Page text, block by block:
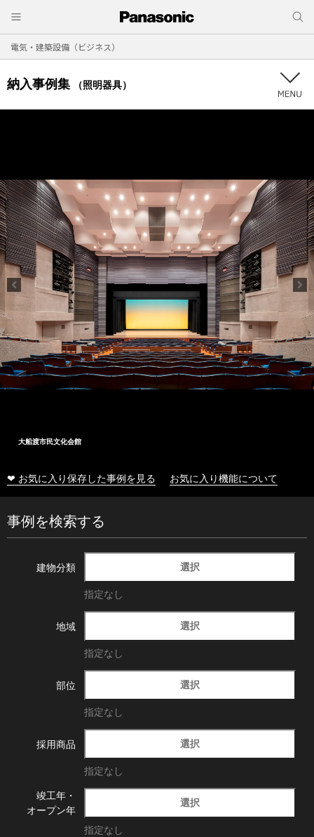
電気・建築設備（ビジネス）
納入事例集 （照明器具）
大船渡市民文化会館
❤ お気に入り保存した事例を見る お気に入り機能について
事例を検索する
建物分類 選択
指定なし
地域 選択
指定なし
部位 選択
指定なし
採用商品 選択
指定なし
竣工年・
オープン年
選択
指定なし